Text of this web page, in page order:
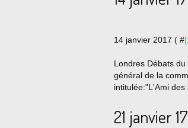
14 janvier 2017 ( #
Londres Débats
général de la
intitulée:"L'Ami des
21 janvier